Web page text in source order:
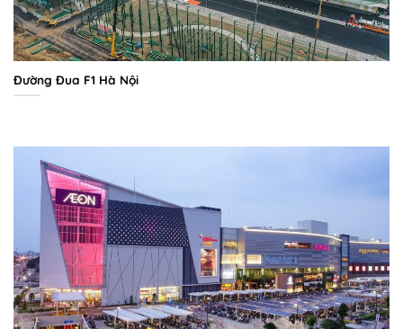
Đường Đua F1 Hà Nội